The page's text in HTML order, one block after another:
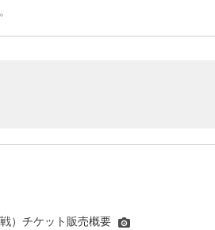
）チケット販売概要